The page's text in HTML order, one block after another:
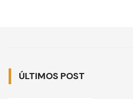
ÚLTIMOS POST